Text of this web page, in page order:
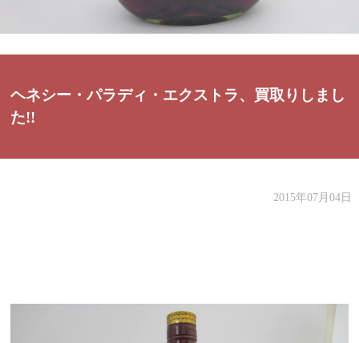
ヘネシー・パラディ・エクストラ、買取りしまし
た!!
2015年07月04日